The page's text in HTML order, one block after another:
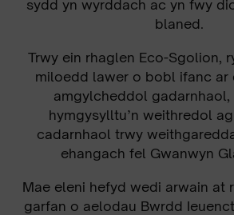
sydd yn wyrddach ac yn fwy
blaned.
Trwy ein rhaglen Eco-Sgolion,
miloedd lawer o bobl ifanc ar
amgylcheddol gadarnhaol,
hymgysylltu’n weithredol
cadarnhaol trwy
ehangach fel Gwanwyn
Mae eleni hefyd wedi arwain at
garfan o aelodau Bwrdd